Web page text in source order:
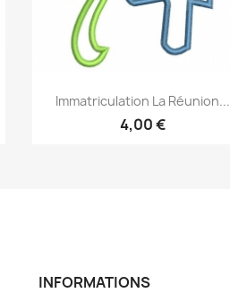
Aperçu rapide
Immatriculation La Réunion...
4,00 €
INFORMATIONS